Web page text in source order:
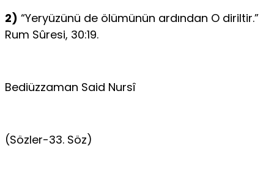
2) “Yeryüzünü de ölümünün ardından O diriltir.”
Rum Sûresi, 30:19.
Bediüzzaman Said Nursî
(Sözler-33. Söz)